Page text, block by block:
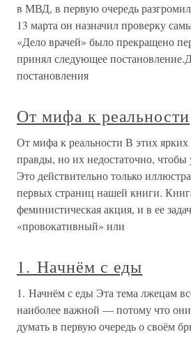
в МВД, в первую очередь
13 марта он назначил проверку
«Дело врачей» было прекращено
принял следующее
постановления
От мифа к реальности
От мифа к реальности В этих ярких
правды, но их недостаточно, чтобы
Это действительно только
первых страниц нашей книги.
феминистическая акция, и в ее
«провокативный» или
1. Начнём с еды
1. Начнём с еды Эта тема лжецам
наиболее важной — потому что
думать в первую очередь о своём